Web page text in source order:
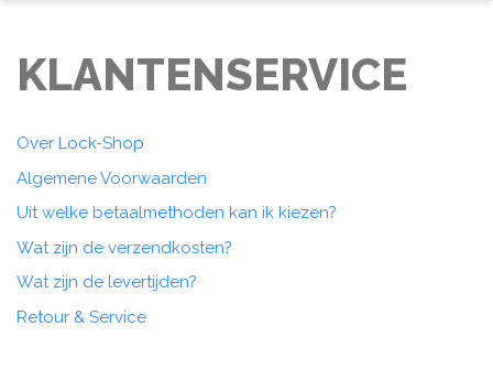
KLANTENSERVICE
Over Lock-Shop
Algemene Voorwaarden
Uit welke betaalmethoden kan ik kiezen?
Wat zijn de verzendkosten?
Wat zijn de levertijden?
Retour & Service